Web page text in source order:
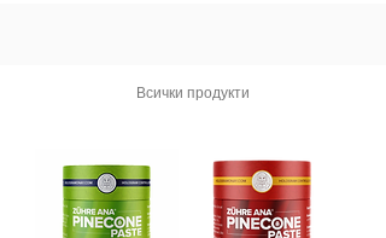
Всички продукти